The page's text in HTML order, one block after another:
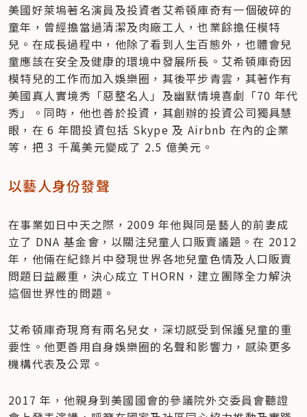
美國好萊塢著名演員及投資者艾希頓庫奇有一個破碎的
童年，曾經擔當過清潔及肉廠工人，也業餘擔任模特
兒。在成長過程中，他除了看到人生百態外，也體會兒
童應該在安全及健康的環境中發展所長。艾希頓庫奇因
模特兒的工作而加入娛樂圈，其後平步青雲，其著作有
美國真人實境秀「惡整名人」及幽默情境喜劇「70 年代
秀」。同時，他也善於投資，其創辦的投資公司獨具慧
眼，在 6 年間投資包括 Skype 及 Airbnb 在內的企業
等，把 3 千萬美元變成了 2.5 億美元。
以藝人身份發聲
在事業如日中天之際，2009 年他與同是藝人的前妻成
立了 DNA 基金會，以關注兒童人口販賣議題。在 2012
年，他倆在紀錄片中發現世界各地兒童色情及人口販賣
問題日益嚴重，決心成立 THORN，建立團隊全力解決
這個世界性的問題。
艾希頓庫奇現育有兩名兒女，深切感受到保護兒童的重
要性。他更善用自身娛樂圈的名聲和影響力，感染更多
機構代表及公眾。
2017 年，他親身到美國國會的參議院外交委員會聽證